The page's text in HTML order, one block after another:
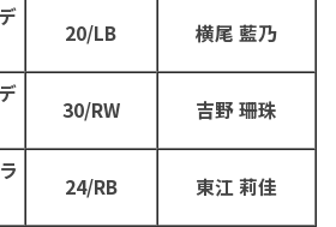
20/LB 横尾 藍乃
30/RW 吉野 珊珠
24/RB 東江 莉佳